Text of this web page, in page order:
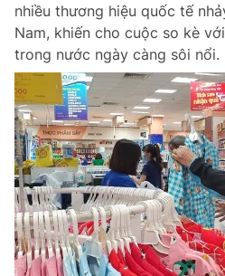
nhiều thương hiệu quốc tế
Nam, khiến cho cuộc so kè
trong nước ngày càng sôi nổi.